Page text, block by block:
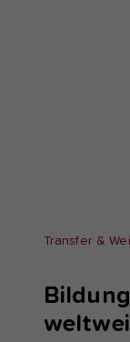
Transfer &